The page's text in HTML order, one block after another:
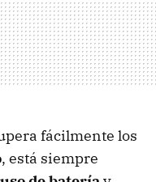
fácilmente los
, está siempre